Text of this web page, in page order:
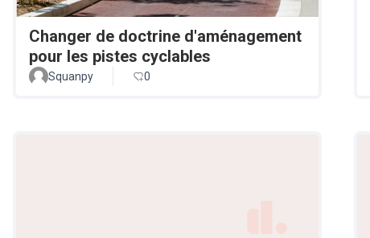
Changer de doctrine d'aménagement
pour les pistes cyclables
Squanpy 0